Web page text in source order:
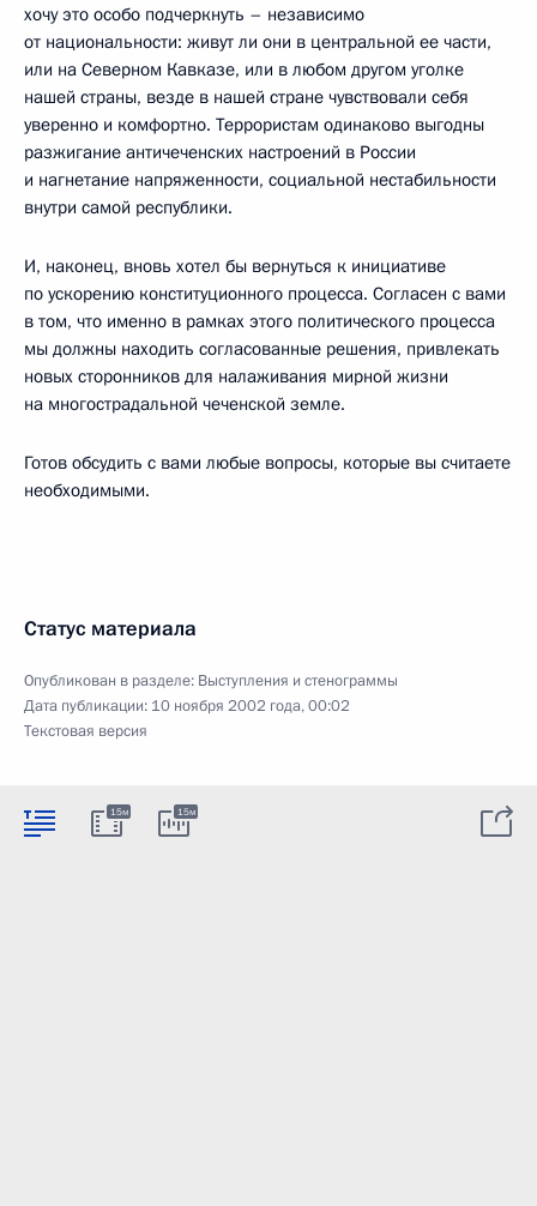
хочу это особо подчеркнуть – независимо
от национальности: живут ли они в центральной ее части,
или на Северном Кавказе, или в любом другом уголке
нашей страны, везде в нашей стране чувствовали себя
уверенно и комфортно. Террористам одинаково выгодны
разжигание античеченских настроений в России
и нагнетание напряженности, социальной нестабильности
внутри самой республики.
И, наконец, вновь хотел бы вернуться к инициативе
по ускорению конституционного процесса. Согласен с вами
в том, что именно в рамках этого политического процесса
мы должны находить согласованные решения, привлекать
новых сторонников для налаживания мирной жизни
на многострадальной чеченской земле.
Готов обсудить с вами любые вопросы, которые вы считаете
необходимыми.
Статус материала
Опубликован в разделе: Выступления и стенограммы
Дата публикации: 10 ноября 2002 года, 00:02
Текстовая версия
15м 15м